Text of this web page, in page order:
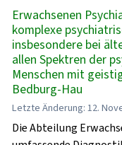
Erwachsenen
komplexe
insbesondere bei
allen Spektren der
Menschen mit
Bedburg-Hau
Letzte Änderung: 12.
Die Abteilung